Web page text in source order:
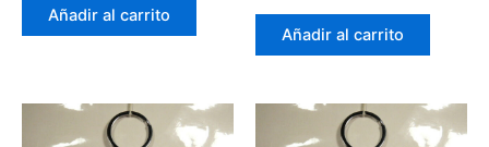
Añadir al carrito
Añadir al carrito